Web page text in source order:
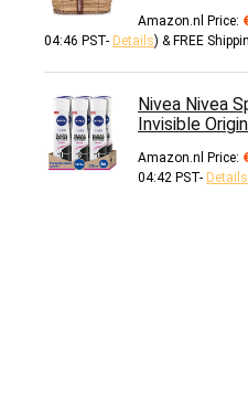
Amazon.nl Price:
04:46 PST- Details) & FREE
Nivea Nivea
Invisible
Amazon.nl Price:
04:42 PST- Details